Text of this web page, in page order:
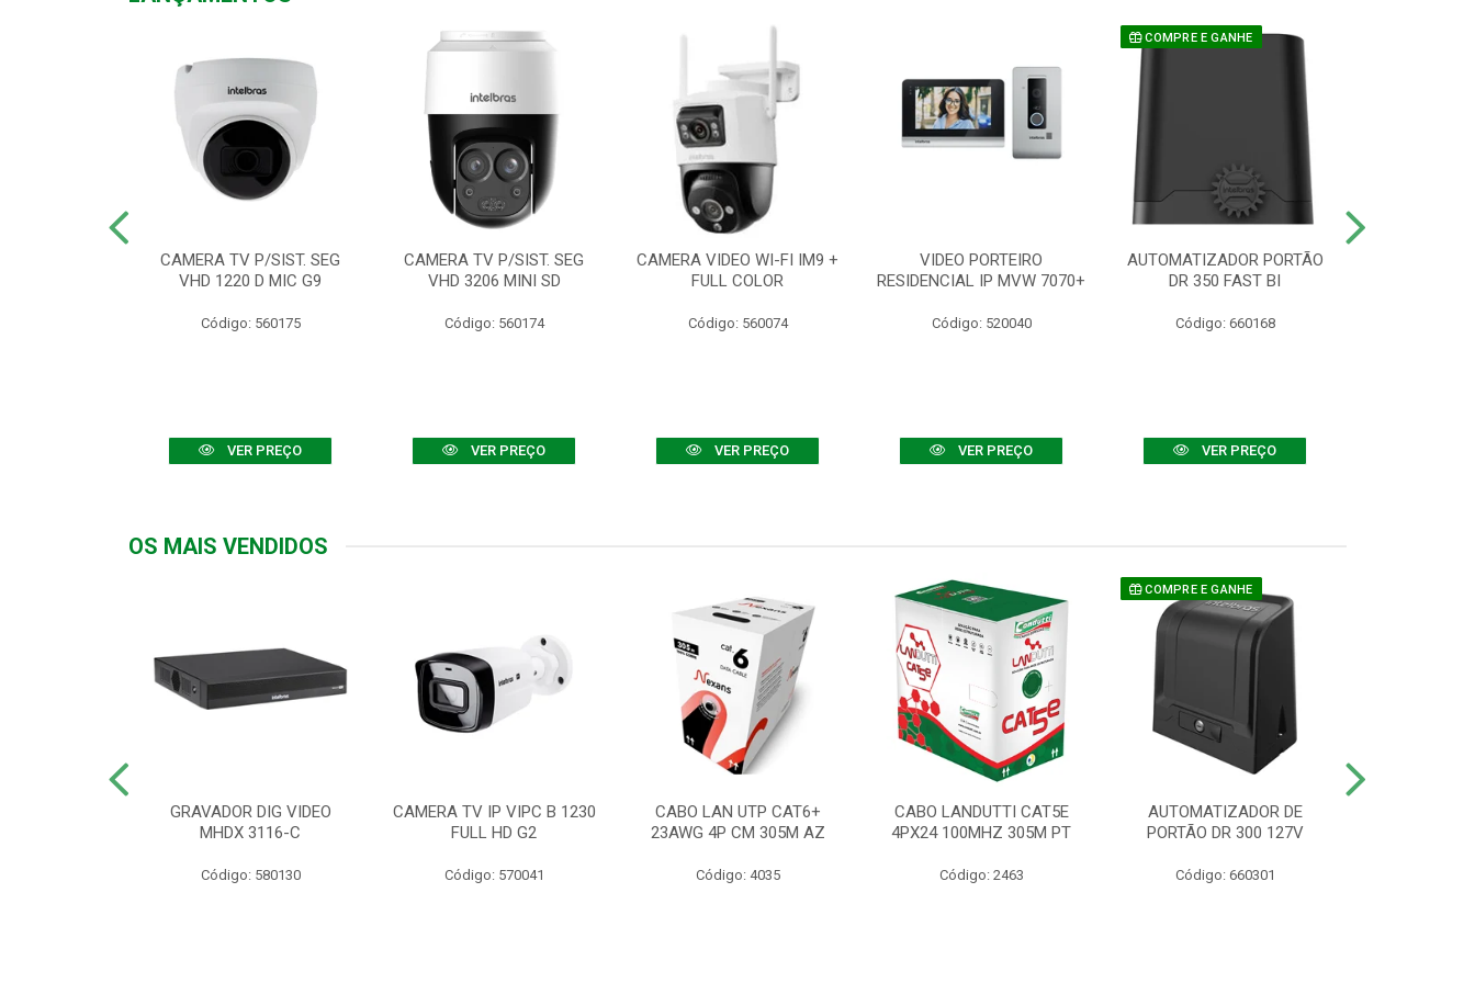
CAMERA TV P/SIST. SEG
VHD 1220 D MIC G9
Código: 560175
VER PREÇO
CAMERA TV P/SIST. SEG
VHD 3206 MINI SD
Código: 560174
VER PREÇO
CAMERA VIDEO WI-FI IM9 +
FULL COLOR
Código: 560074
VER PREÇO
VIDEO PORTEIRO
RESIDENCIAL IP MVW 7070+
Código: 520040
VER PREÇO
COMPRE E GANHE
AUTOMATIZADOR PORTÃO
DR 350 FAST BI
Código: 660168
VER PREÇO
OS MAIS VENDIDOS
GRAVADOR DIG VIDEO
MHDX 3116-C
Código: 580130
CAMERA TV IP VIPC B 1230
FULL HD G2
Código: 570041
CABO LAN UTP CAT6+
23AWG 4P CM 305M AZ
Código: 4035
CABO LANDUTTI CAT5E
4PX24 100MHZ 305M PT
Código: 2463
COMPRE E GANHE
AUTOMATIZADOR DE
PORTÃO DR 300 127V
Código: 660301